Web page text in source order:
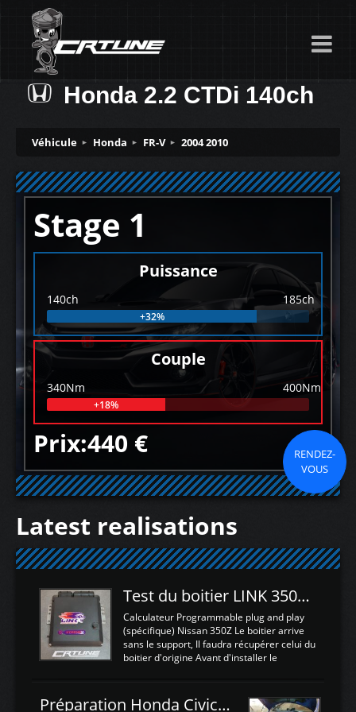
Honda 2.2 CTDi 140ch
Véhicule Honda FR-V 2004 2010
Stage 1
Puissance
140ch 185ch
+32%
Couple
340Nm 400Nm
+18%
Prix:440 €
RENDEZ-
VOUS
Latest realisations
Test du boitier LINK 350Z Plugin ECU
Calculateur Programmable plug and play
(spécifique) Nissan 350Z Le boitier arrive
sans le support, Il faudra récupérer celui du
boitier d'origine Avant d'installer le
d'envoyer l'information de la large bande
Préparation Honda Civic Type R FK2